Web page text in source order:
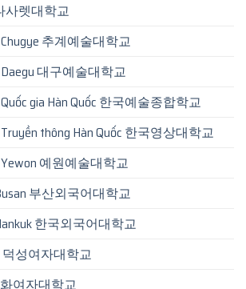
사렛대학교
추계예술대학교
대구예술대학교
gia Hàn Quốc 한국예술종합학교
thông Hàn Quốc 한국영상대학교
예원예술대학교
부산외국어대학교
한국외국어대학교
덕성여자대학교
여자대학교